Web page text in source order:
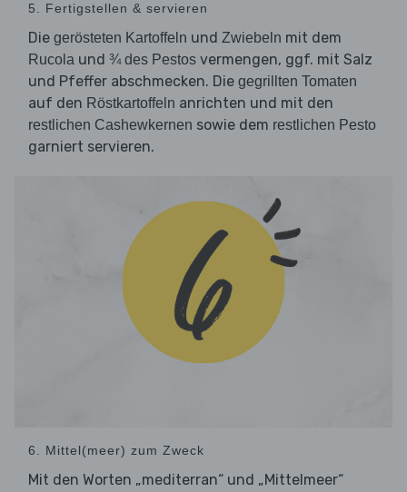
5. Fertigstellen & servieren
Die gerösteten Kartoffeln und Zwiebeln mit dem
Rucola und ¾ des Pestos vermengen, ggf. mit Salz
und Pfeffer abschmecken. Die gegrillten Tomaten
auf den Röstkartoffeln anrichten und mit den
restlichen Cashewkernen sowie dem restlichen Pesto
garniert servieren.
6. Mittel(meer) zum Zweck
Mit den Worten „mediterran“ und „Mittelmeer“